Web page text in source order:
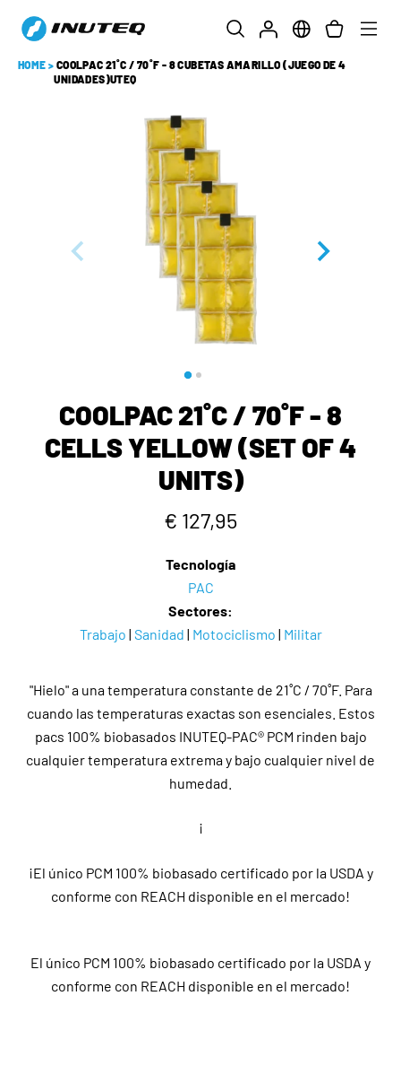
HOME > COOLPAC 21˚C / 70˚F - 8 CUBETAS AMARILLO (JUEGO DE 4
UNIDADES)UTEQ
COOLPAC 21˚C / 70˚F - 8
CELLS YELLOW (SET OF 4
UNITS)
€ 127,95
Tecnología
PAC
Sectores:
Trabajo | Sanidad | Motociclismo | Militar
"Hielo" a una temperatura constante de 21˚C / 70˚F. Para
cuando las temperaturas exactas son esenciales. Estos
pacs 100% biobasados INUTEQ-PAC® PCM rinden bajo
cualquier temperatura extrema y bajo cualquier nivel de
humedad.
¡
¡El único PCM 100% biobasado certificado por la USDA y
conforme con REACH disponible en el mercado!
El único PCM 100% biobasado certificado por la USDA y
conforme con REACH disponible en el mercado!